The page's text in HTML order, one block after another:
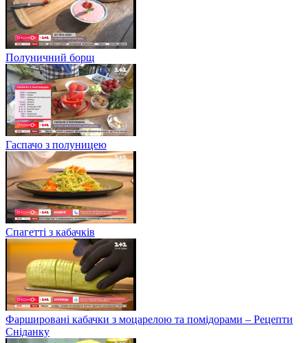
Полуничний борщ
Гаспачо з полуницею
Спагетті з кабачків
Фаршировані кабачки з моцарелою та помідорами – Рецепти
Сніданку